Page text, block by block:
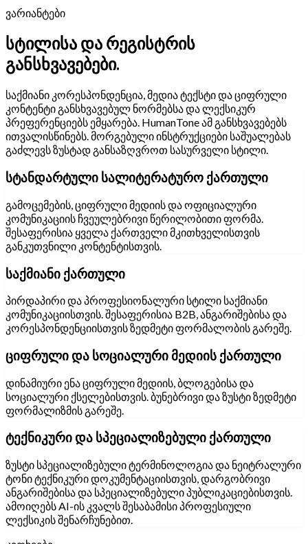
ვარიანტები
სტილისა და რეგისტრის
განსხვავებები.
საქმიანი კორესპონდენცია, მედია ტექსტი და ციფრული
კონტენტი განსხვავებულ ნორმებსა და ლექსიკურ
პრეფერენციებს ემყარება. HumanTone ამ განსხვავებებს
ითვალისწინებს. მორგებული ინსტრუქციები საშუალებას
გაძლევს ზუსტად განსაზღვროთ სასურველი სტილი.
სტანდარტული სალიტერატურო ქართული
გამოცემების, ციფრული მედიის და ოფიციალური
კომუნიკაციის ჩვეულებრივი წერილობითი ფორმა.
შესაფერისია ყველა ქართველი მკითხველისთვის
განკუთვნილი კონტენტისთვის.
საქმიანი ქართული
პირდაპირი და პროფესიონალური სტილი საქმიანი
კომუნიკაციისთვის. შესაფერისია B2B, ანგარიშებისა და
კორესპონდენციისთვის ზედმეტი ფორმალობის გარეშე.
ციფრული და სოციალური მედიის ქართული
დინამიური ენა ციფრული მედიის, ბლოგებისა და
სოციალური ქსელებისთვის. ბუნებრივი და ზუსტი ზედმეტი
ფორმალიზმის გარეშე.
ტექნიკური და სპეციალიზებული ქართული
ზუსტი სპეციალიზებული ტერმინოლოგია და ნეიტრალური
ტონი ტექნიკური დოკუმენტაციისთვის, დარგობრივი
ანგარიშებისა და სპეციალიზებული პუბლიკაციებისთვის.
ამოიღებს AI-ის კვალს შესაბამისი პროფესიული
ლექსიკის შენარჩუნებით.